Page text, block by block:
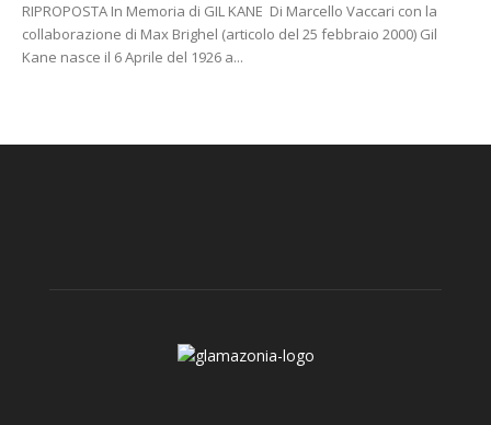
RIPROPOSTA In Memoria di GIL KANE Di Marcello Vaccari con la
collaborazione di Max Brighel (articolo del 25 febbraio 2000) Gil
Kane nasce il 6 Aprile del 1926 a...